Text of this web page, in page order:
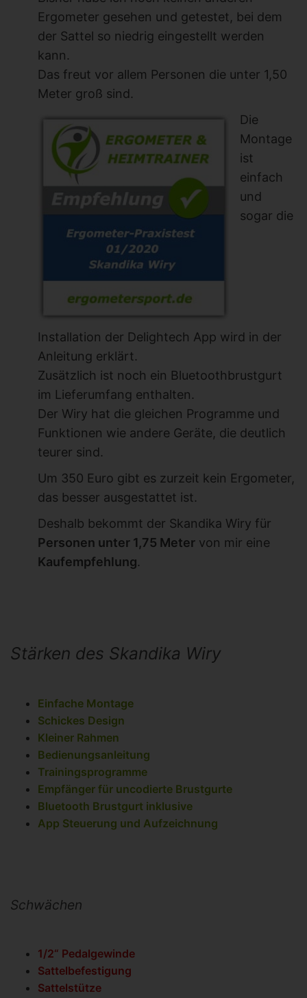
Ergometer gesehen und getestet, bei dem
der Sattel so niedrig eingestellt werden
kann.
Das freut vor allem Personen die unter 1,50
Meter groß sind.
Die
Montage
ist
einfach
und
sogar die
Installation der Delightech App wird in der
Anleitung erklärt.
Zusätzlich ist noch ein Bluetoothbrustgurt
im Lieferumfang enthalten.
Der Wiry hat die gleichen Programme und
Funktionen wie andere Geräte, die deutlich
teurer sind.
Um 350 Euro gibt es zurzeit kein Ergometer,
das besser ausgestattet ist.
Deshalb bekommt der Skandika Wiry für
Personen unter 1,75 Meter von mir eine
Kaufempfehlung.
Stärken des Skandika Wiry
Einfache Montage
Schickes Design
Kleiner Rahmen
Bedienungsanleitung
Trainingsprogramme
Empfänger für uncodierte Brustgurte
Bluetooth Brustgurt inklusive
App Steuerung und Aufzeichnung
Schwächen
1/2“ Pedalgewinde
Sattelbefestigung
Sattelstütze